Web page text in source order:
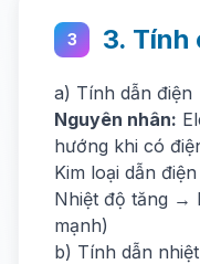
3 3. Tính
a) Tính dẫn điện
Nguyên nhân:
hướng khi có
Kim loại dẫn
Nhiệt độ tăng →
mạnh)
b) Tính dẫn nhiệt